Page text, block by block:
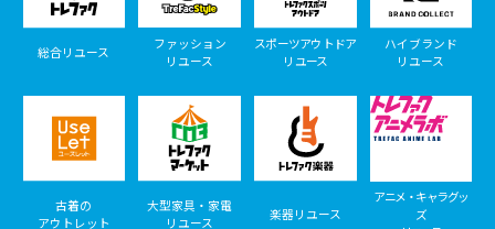
総合リユース
ファッション
リユース
スポーツアウトドア
リユース
ハイブランド
リユース
古着の
アウトレット
大型家具・家電
リユース
楽器リユース
アニメ・キャラグッ
ズ